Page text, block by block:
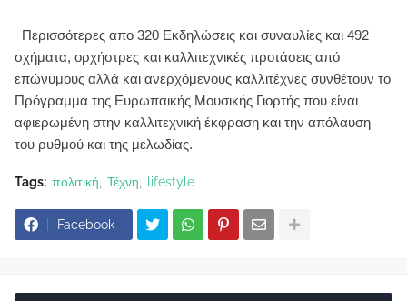
Περισσότερες απο 320 Εκδηλώσεις και συναυλίες και 492
σχήματα, ορχήστρες και καλλιτεχνικές προτάσεις από
επώνυμους αλλά και ανερχόμενους καλλιτέχνες συνθέτουν το
Πρόγραμμα της Ευρωπαικής Μουσικής Γιορτής που είναι
αφιερωμένη στην καλλιτεχνική έκφραση και την απόλαυση
του ρυθμού και της μελωδίας.
Tags: πολιτική Τέχνη lifestyle
Facebook